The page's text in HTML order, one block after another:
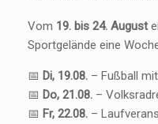
Vom 19. bis 24. August
Sportgelände eine
📅 Di, 19.08. – Fußball
📅 Do, 21.08. –
📅 Fr, 22.08. –